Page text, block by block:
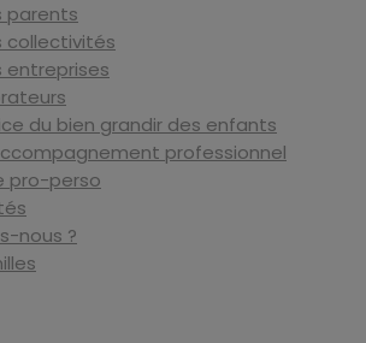
parents
collectivités
entreprises
du bien grandir des enfants
professionnel
pro-perso
nous ?